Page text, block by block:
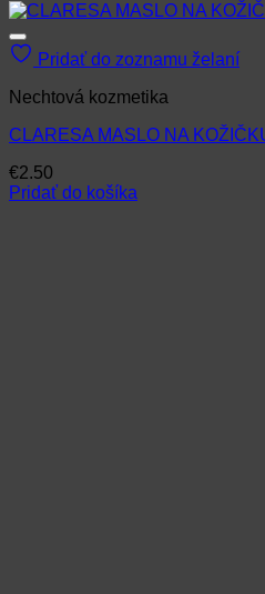
Pridať do zoznamu želaní
Nechtová kozmetika
CLARESA MASLO NA
€2.50
Pridať do košíka